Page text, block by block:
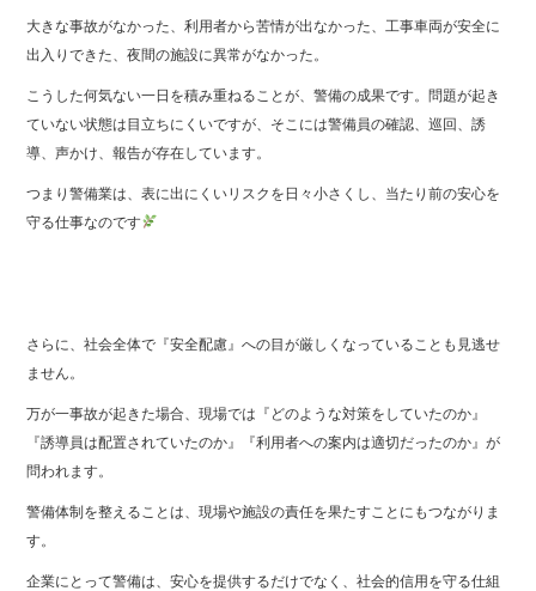
大きな事故がなかった、利用者から苦情が出なかった、工事車両が安全に
出入りできた、夜間の施設に異常がなかった。
こうした何気ない一日を積み重ねることが、警備の成果です。問題が起き
ていない状態は目立ちにくいですが、そこには警備員の確認、巡回、誘
導、声かけ、報告が存在しています。
つまり警備業は、表に出にくいリスクを日々小さくし、当たり前の安心を
守る仕事なのです
さらに、社会全体で『安全配慮』への目が厳しくなっていることも見逃せ
ません。
万が一事故が起きた場合、現場では『どのような対策をしていたのか』
『誘導員は配置されていたのか』『利用者への案内は適切だったのか』が
問われます。
警備体制を整えることは、現場や施設の責任を果たすことにもつながりま
す。
企業にとって警備は、安心を提供するだけでなく、社会的信用を守る仕組